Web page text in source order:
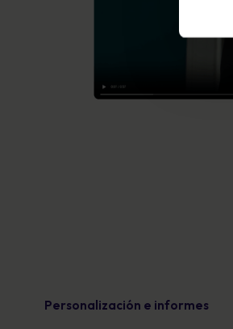
Personalización e informes